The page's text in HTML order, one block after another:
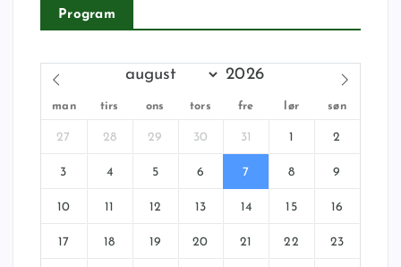
Program
man tirs ons tors fre lør søn
27 28 29 30 31 1 2
3 4 5 6 7 8 9
10 11 12 13 14 15 16
17 18 19 20 21 22 23